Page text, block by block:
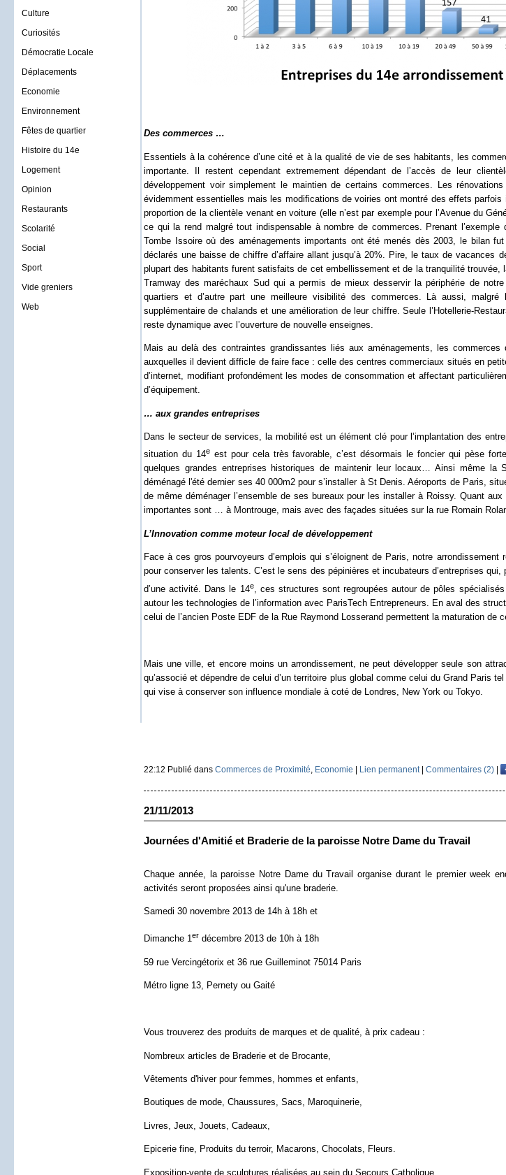
Culture
Curiosités
Démocratie Locale
Déplacements
Economie
Environnement
Fêtes de quartier
Histoire du 14e
Logement
Opinion
Restaurants
Scolarité
Social
Sport
Vide greniers
Web
Des commerces …
Essentiels à la cohérence d’une cité et à la qualité de vie de ses habitants, les
importante. Il restent cependant extremement dépendant de l’accès de leur
développement voir simplement le maintien de certains commerces. Les
évidemment essentielles mais les modifications de voiries ont montré des effets
proportion de la clientèle venant en voiture (elle n’est par exemple pour l’Avenue du
ce qui la rend malgré tout indispensable à nombre de commerces. Prenant l’exemple
Tombe Issoire où des aménagements importants ont été menés dès 2003, le bilan fut
déclarés une baisse de chiffre d’affaire allant jusqu’à 20%. Pire, le taux de
plupart des habitants furent satisfaits de cet embellissement et de la tranquilité
Tramway des maréchaux Sud qui a permis de mieux desservir la périphérie de
quartiers et d’autre part une meilleure visibilité des commerces. Là aussi,
supplémentaire de chalands et une amélioration de leur chiffre. Seule l’Hotellerie-
reste dynamique avec l’ouverture de nouvelle enseignes.
Mais au delà des contraintes grandissantes liés aux aménagements, les
auxquelles il devient difficle de faire face : celle des centres commerciaux situés en
d’internet, modifiant profondément les modes de consommation et affectant
d’équipement.
… aux grandes entreprises
Dans le secteur de services, la mobilité est un élément clé pour l’implantation des
situation du 14eest pour cela très favorable, c’est désormais le foncier qui pèse
quelques grandes entreprises historiques de maintenir leur locaux… Ainsi même
déménagé l'été dernier ses 40 000m2 pour s’installer à St Denis. Aéroports de Paris,
de même déménager l’ensemble de ses bureaux pour les installer à Roissy. Quant
importantes sont … à Montrouge, mais avec des façades situées sur la rue Romain
L’Innovation comme moteur local de développement
Face à ces gros pourvoyeurs d’emplois qui s’éloignent de Paris, notre
pour conserver les talents. C’est le sens des pépinières et incubateurs d’entreprises
d’une activité. Dans le 14e, ces structures sont regroupées autour de pôles
autour les technologies de l’information avec ParisTech Entrepreneurs. En aval des
celui de l’ancien Poste EDF de la Rue Raymond Losserand permettent la maturation de
Mais une ville, et encore moins un arrondissement, ne peut développer seule son
qu’associé et dépendre de celui d’un territoire plus global comme celui du Grand Paris
qui vise à conserver son influence mondiale à coté de Londres, New York ou Tokyo.
22:12 Publié dans Commerces de Proximité Economie | Lien permanent | Commentaires (2) |
21/11/2013
Journées d'Amitié et Braderie de la paroisse Notre Dame du Travail
Chaque année, la paroisse Notre Dame du Travail organise durant le premier week
activités seront proposées ainsi qu'une braderie.
Samedi 30 novembre 2013 de 14h à 18h et
Dimanche 1er décembre 2013 de 10h à 18h
59 rue Vercingétorix et 36 rue Guilleminot 75014 Paris
Métro ligne 13, Pernety ou Gaité
Vous trouverez des produits de marques et de qualité, à prix cadeau :
Nombreux articles de Braderie et de Brocante,
Vêtements d'hiver pour femmes, hommes et enfants,
Boutiques de mode, Chaussures, Sacs, Maroquinerie,
Livres, Jeux, Jouets, Cadeaux,
Epicerie fine, Produits du terroir, Macarons, Chocolats, Fleurs.
Exposition-vente de sculptures réalisées au sein du Secours Catholique.